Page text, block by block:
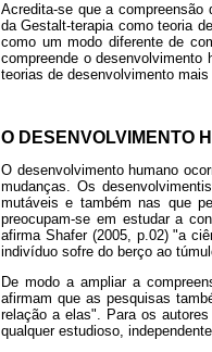
Acredita-se que a
da Gestalt-terapia como teoria
como um modo diferente de
compreende o desenvolvimento
teorias de desenvolvimento
O DESENVOLVIMENTO
O desenvolvimento humano
mudanças. Os
mutáveis e também nas que
preocupam-se em estudar a
afirma Shafer (2005, p.02) "a
indivíduo sofre do berço ao
De modo a ampliar a
afirmam que as pesquisas
relação a elas". Para os
qualquer estudioso,